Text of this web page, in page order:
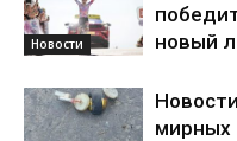
Новости
новый
мирных